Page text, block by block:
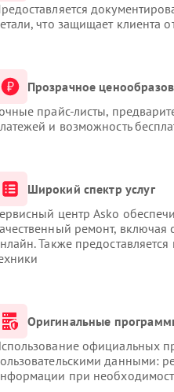
что защищает клиента
Прозрачное
прайс-листы,
и возможность
Широкий спектр услуг
центр Asko
ремонт, включая
Также
Оригинальные
официальных
данными:
при